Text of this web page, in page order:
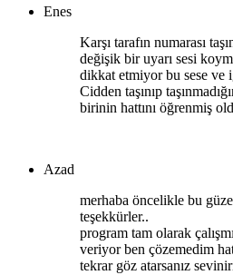
Enes
Karşı tarafın numarası
değişik bir uyarı sesi
dikkat etmiyor bu sese ve
Cidden taşınıp
birinin hattını öğrenmiş
Azad
merhaba öncelikle bu
teşekkürler..
program tam olarak
veriyor ben çözemedim
tekrar göz atarsanız